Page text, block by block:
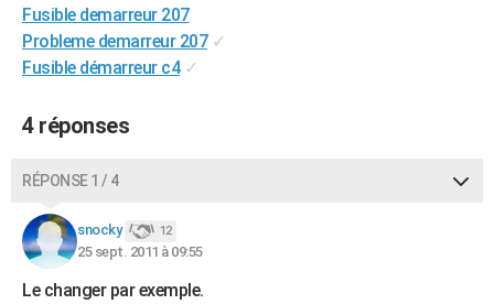
CARTE DE VOEUX
Carte de Noël
Carte Bonne année
Carte Saint-Valentin
Carte Pâques
Carte d'anniversaire
DICTIONNAIRE
Dictionnaire
Biographies
Citations
Expressions
Proverbes
PROGRAMME TV
AVIS DE DÉCÈS
FORUM
Bricolage
Lifestyle
Culture
Sport
Auto
Television
Voyage
Cinema
Fusible demarreur 207
Probleme demarreur 207 ✓
Fusible démarreur c4 ✓
4 réponses
RÉPONSE 1 / 4
snocky 12
25 sept. 2011 à 09:55
Le changer par exemple.